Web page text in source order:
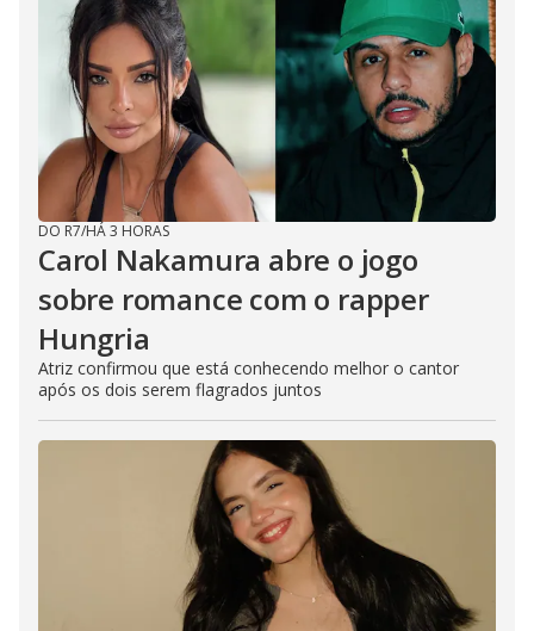
d
e
o
DO R7/HÁ 3 HORAS
Carol Nakamura abre o jogo
sobre romance com o rapper
Hungria
Atriz confirmou que está conhecendo melhor o cantor
após os dois serem flagrados juntos